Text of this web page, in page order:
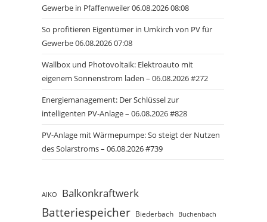
Gewerbe in Pfaffenweiler 06.08.2026 08:08
So profitieren Eigentümer in Umkirch von PV für
Gewerbe 06.08.2026 07:08
Wallbox und Photovoltaik: Elektroauto mit
eigenem Sonnenstrom laden – 06.08.2026 #272
Energiemanagement: Der Schlüssel zur
intelligenten PV-Anlage – 06.08.2026 #828
PV-Anlage mit Wärmepumpe: So steigt der Nutzen
des Solarstroms – 06.08.2026 #739
AIKO Balkonkraftwerk
Batteriespeicher Biederbach Buchenbach